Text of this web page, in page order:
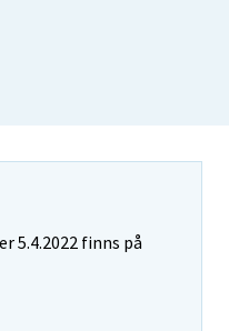
5.4.2022 finns på